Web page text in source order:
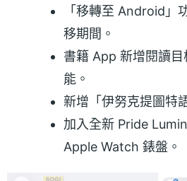
「移轉至 Android」
移期間。
書籍 App 新增閱讀
能。
新增「伊努克提圖特
加入全新 Pride
Apple Watch 錶盤。